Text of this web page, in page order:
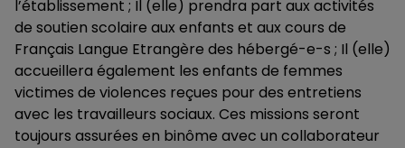
l’établissement ; Il (elle) prendra part aux activités
de soutien scolaire aux enfants et aux cours de
Français Langue Etrangère des hébergé-e-s ; Il (elle)
accueillera également les enfants de femmes
victimes de violences reçues pour des entretiens
avec les travailleurs sociaux. Ces missions seront
toujours assurées en binôme avec un collaborateur